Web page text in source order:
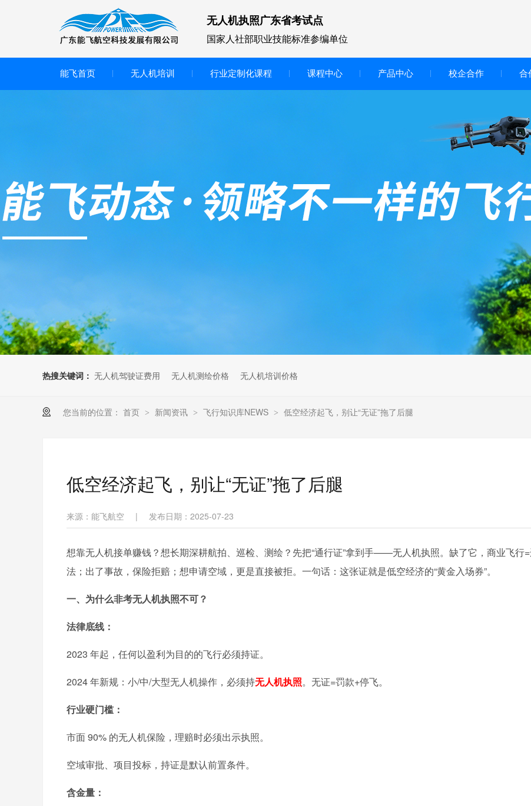
无人机执照广东省考试点
国家人社部职业技能标准参编单位
能飞首页 无人机培训 行业定制化课程 课程中心 产品中心
智慧交互显示大屏
无人机基础飞行模拟仿真教学
装
无人机考培基地工具
无人机考试评测系统
多旋翼无人机组装专用配件套
垂直起降固定翼装调实训教学
无人机套装
校企合作 合
热搜关键词： 无人机驾驶证费用 无人机测绘价格 无人机培训价格
您当前的位置： 首页 > 新闻资讯 > 飞行知识库NEWS > 低空经济起飞，别让“无证”拖了后腿
低空经济起飞，别让“无证”拖了后腿
来源：能飞航空 | 发布日期：2025-07-23
想靠无人机接单赚钱？想长期深耕航拍、巡检、测绘？先把“通行证”拿到手——无人机执照。缺了它，商业飞行
法；出了事故，保险拒赔；想申请空域，更是直接被拒。一句话：这张证就是低空经济的“黄金入场券”。
一、 为什么非考无人机执照不可？
法律底线：
2023 年起，任何以盈利为目的的飞行必须持证。
2024 年新规：小/中/大型无人机操作，必须持无人机执照。无证=罚款+停飞。
行业硬门槛：
市面 90% 的无人机保险，理赔时必须出示执照。
空域审批、项目投标，持证是默认前置条件。
含金量：